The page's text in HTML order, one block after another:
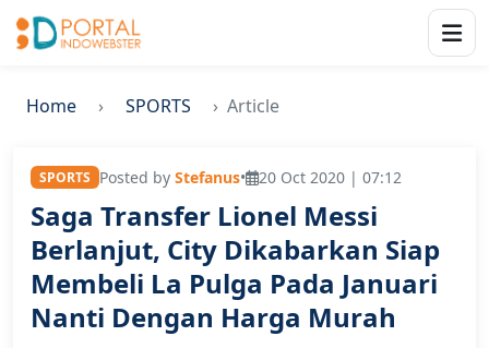
Home SPORTS Article
SPORTS Posted by Stefanus• 20 Oct 2020 | 07:12
Saga Transfer Lionel Messi
Berlanjut, City Dikabarkan Siap
Membeli La Pulga Pada Januari
Nanti Dengan Harga Murah